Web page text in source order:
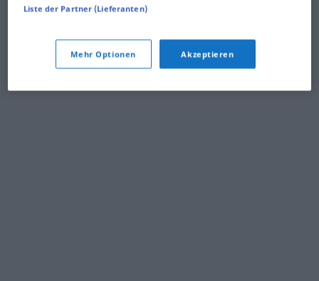
Liste der Partner (Lieferanten)
Mehr Optionen Akzeptieren